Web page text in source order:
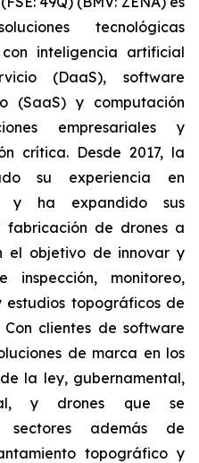
tecnológicas
inteligencia artificial
(DaaS), software
(SaaS) y computación
empresariales y
crítica. Desde 2017, la
su experiencia en
y ha expandido sus
de drones a
el objetivo de innovar y
inspección, monitoreo,
estudios topográficos de
clientes de software
de marca en los
la ley, gubernamental,
y drones que se
sectores además de
topográfico y